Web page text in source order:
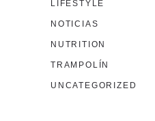
LIFESTYLE
NOTICIAS
NUTRITION
TRAMPOLÍN
UNCATEGORIZED